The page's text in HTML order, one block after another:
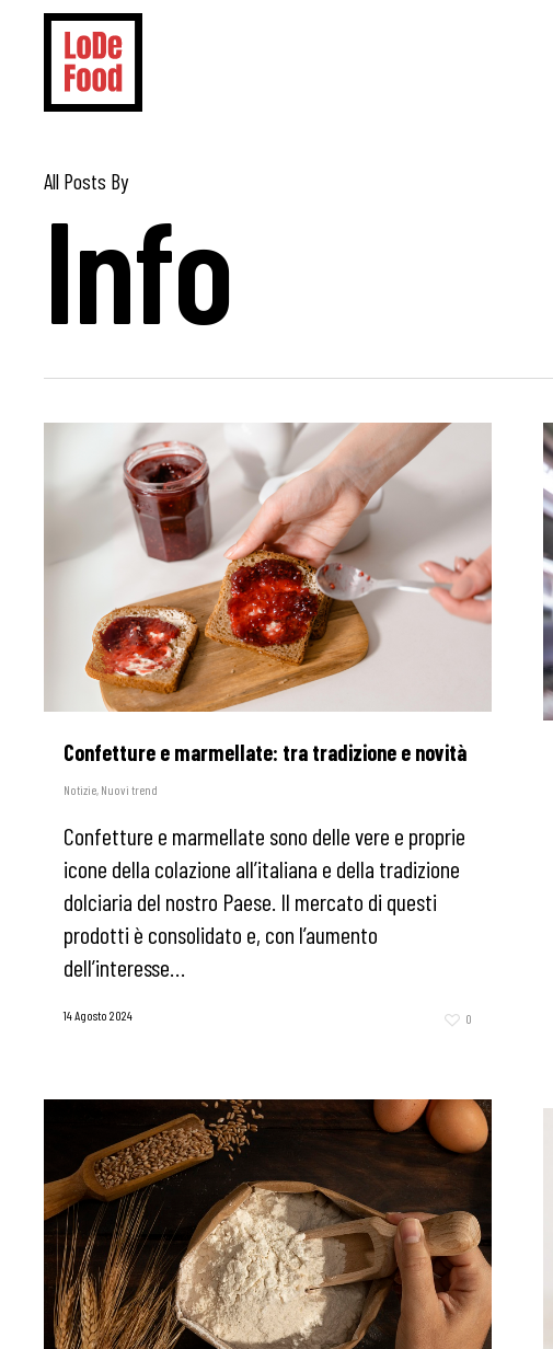
content
All Posts By
Info
Confetture e marmellate: tra tradizione e novità
Notizie, Nuovi trend
Confetture e marmellate sono delle vere e proprie
icone della colazione all’italiana e della tradizione
dolciaria del nostro Paese. Il mercato di questi
prodotti è consolidato e, con l’aumento
dell’interesse…
14 Agosto 2024 0